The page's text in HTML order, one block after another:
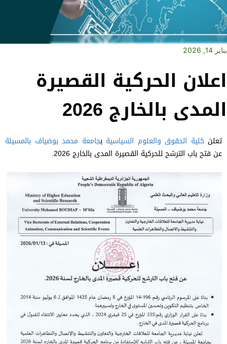
يناير 14, 2026
اعلان الحركية القصيرة
المدى بالخارج 2026
تعلن كلية الحقوق والعلوم السياسية بجامعة محمد بوضياف بالمسيلة
عن فتح باب الترشح للحركية القصيرة المدى بالخارج 2026.